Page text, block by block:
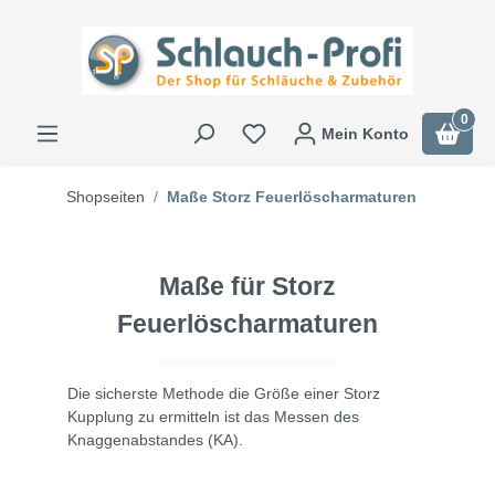
Mein Konto
0
Shopseiten Maße Storz Feuerlöscharmaturen
Maße für Storz
Feuerlöscharmaturen
Die sicherste Methode die Größe einer Storz
Kupplung zu ermitteln ist das Messen des
Knaggenabstandes (KA).